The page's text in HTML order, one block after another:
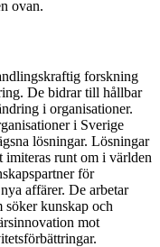
ovan.
forskning
De bidrar till hållbar
i organisationer.
i Sverige
lösningar. Lösningar
imiteras runt om i världen
för
affärer. De arbetar
söker kunskap och
mot